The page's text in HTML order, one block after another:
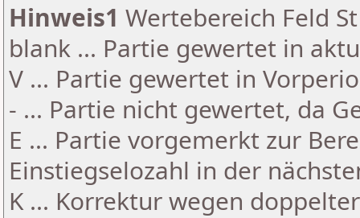
Hinweis1 Wertebereich Feld
blank ... Partie gewertet in
V ... Partie gewertet in
- ... Partie nicht gewertet, da
E ... Partie vorgemerkt zur
Einstiegselozahl in der
K ... Korrektur wegen